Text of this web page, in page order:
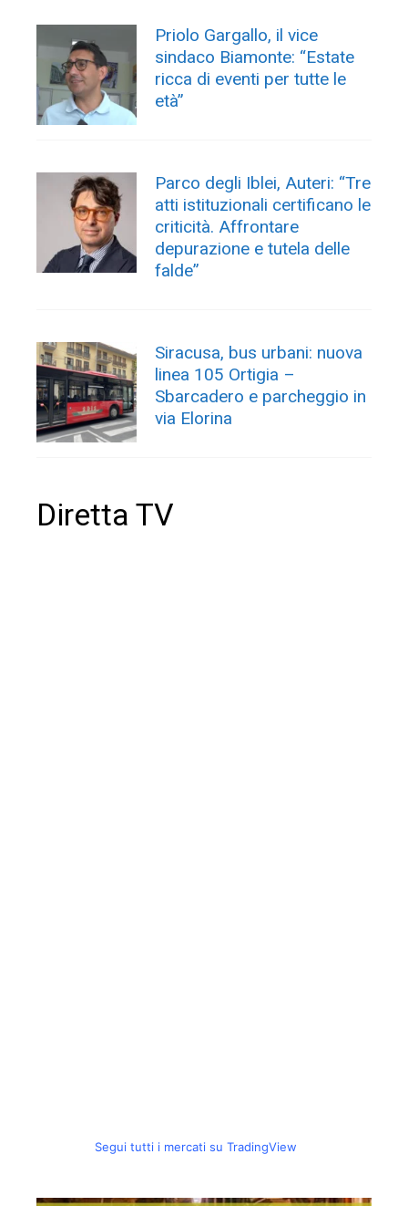
Priolo Gargallo, il vice
sindaco Biamonte: “Estate
ricca di eventi per tutte le
età”
Parco degli Iblei, Auteri: “Tre
atti istituzionali certificano le
criticità. Affrontare
depurazione e tutela delle
falde”
Siracusa, bus urbani: nuova
linea 105 Ortigia –
Sbarcadero e parcheggio in
via Elorina
Diretta TV
Segui tutti i mercati su TradingView